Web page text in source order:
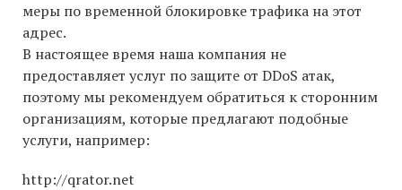
меры по временной блокировке трафика на этот
адрес.
В настоящее время наша компания не
предоставляет услуг по защите от DDoS атак,
поэтому мы рекомендуем обратиться к сторонним
организациям, которые предлагают подобные
услуги, например:
http://qrator.net